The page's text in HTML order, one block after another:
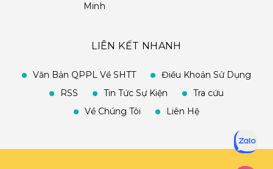
Minh
LIÊN KẾT NHANH
Văn Bản QPPL Về SHTT
Điều Khoản Sử Dụng
RSS
Tin Tức Sự Kiện
Tra cứu
Về Chúng Tôi
Liên Hệ